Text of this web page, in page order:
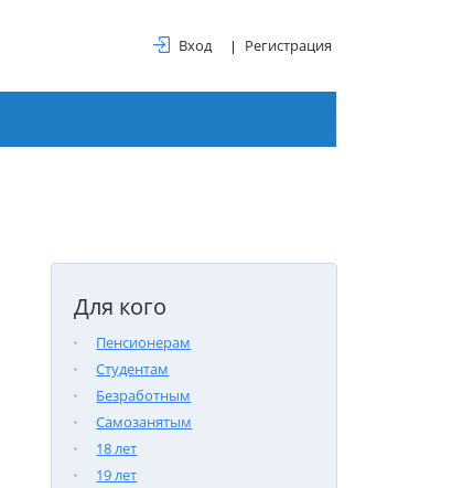
Вход Регистрация
Для кого
Пенсионерам
Студентам
Безработным
Самозанятым
18 лет
19 лет